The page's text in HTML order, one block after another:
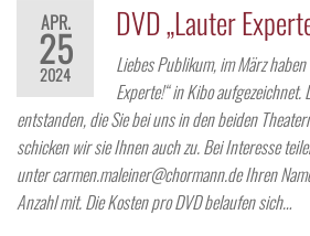
APR.
25
2024
DVD „Lauter
Liebes Publikum, im März
Experte!“ in Kibo aufgezeichnet.
entstanden, die Sie bei uns in den beiden
schicken wir sie Ihnen auch zu. Bei Interesse
unter carmen.maleiner@chormann.de Ihren
Anzahl mit. Die Kosten pro DVD belaufen sich…